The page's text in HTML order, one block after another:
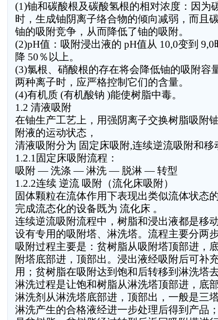
(1)铀和碳酸根及碳酸氢根的相对浓度：因为
时，生成铀阴离子络合物的倾向减弱，而且
铀的吸附竞争，从而降低了铀的吸附。
(2)pH值：吸附浸出液的 pH值从 10,0变到
降 50％以上。
(3)氯根、硝酸根的存在将会降低铀的吸附容
两种离子时，应严格控制它们的含量。
(4)有机质 (有机酸钠 )能使树脂中毒。
1.2 清液吸附
在铀生产工艺上，用强阴离子交换树脂吸附
附液的运动状态，
清液吸附分为 固定床吸附,连续逆流吸附和移
1.2.1固定床吸附流程：
吸附 — 洗涤 — 淋洗 — 脱淋 — 转型
1.2.2连续 逆流 吸附（流化床吸附）
固体颗粒在流体作用下表现出类似流体状态
完成流态化的设备既为 流化床 。
连续逆流吸附流程中，树脂和浸出液都是移
设有专用的吸附塔、淋洗塔。流程主要分两
吸附过程主要是：贫树脂从吸附塔顶部进，
附塔底部进，顶部出。浸出液经吸附后可补
用；贫树脂在吸附达到饱和后转移到淋洗塔
淋洗过程是让饱和树脂从淋洗塔顶部进，底
淋洗剂从淋洗塔底部进，顶部出，一般是三
淋洗产生的合格液经进一步处理后得到产品